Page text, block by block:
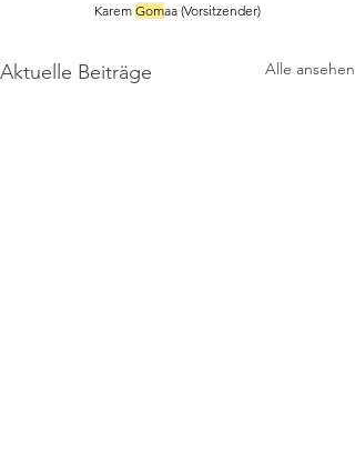
Karem Gomaa (Vorsitzender)
Aktuelle Beiträge Alle ansehen